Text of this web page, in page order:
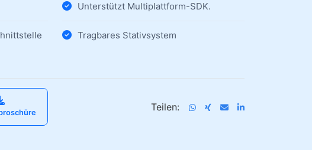
Unterstützt Multiplattform-SDK.
Tragbares Stativsystem
Teilen: